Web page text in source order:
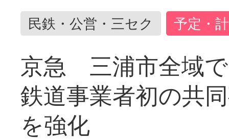
民鉄・公営・三セク 予定・
京急 三浦市全域
鉄道事業者初の共
を強化